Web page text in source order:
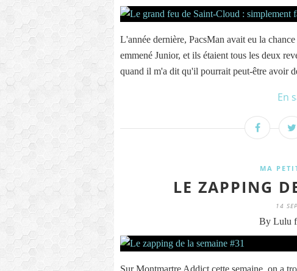
L'année dernière, PacsMan avait eu la
emmené Junior, et ils étaient tous les deux
quand il m'a dit qu'il pourrait peut-être avoir
En
MA
LE ZAPPING
14
By Lulu
Sur Montmartre Addict cette semaine, on a